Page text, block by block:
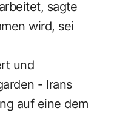
sagte
wird, sei
und
- Irans
auf eine dem